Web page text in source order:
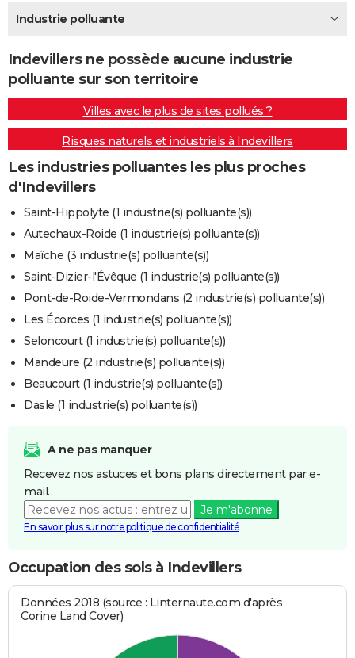
Destinations
City break
Voyage nature
Voyage de noces
Forum
Climat
+PHOTO
GUIDES D'ACHAT
BONS PLANS
CARTE DE VOEUX
Carte de Noël
Carte Bonne année
Carte Saint-Valentin
Carte Pâques
Carte d'anniversaire
DICTIONNAIRE
Dictionnaire
Biographies
Citations
Expressions
Proverbes
PROGRAMME TV
COPAINS D'AVANT
S'inscrire
Se connecter
Lycées
Collèges
Primaires
Universités
Entreprises
Service militaire
Avis de recherche
FORUM
Bricolage
Lifestyle
Culture
Sport
Auto
Television
Voyage
Cinema
Industrie polluante
Indevillers ne possède aucune industrie
polluante sur son territoire
Villes avec le plus de sites pollués ?
Risques naturels et industriels à Indevillers
Les industries polluantes les plus proches
d'Indevillers
Saint-Hippolyte (1 industrie(s) polluante(s))
Autechaux-Roide (1 industrie(s) polluante(s))
Maîche (3 industrie(s) polluante(s))
Saint-Dizier-l'Évêque (1 industrie(s) polluante(s))
Pont-de-Roide-Vermondans (2 industrie(s) polluante(s))
Les Écorces (1 industrie(s) polluante(s))
Seloncourt (1 industrie(s) polluante(s))
Mandeure (2 industrie(s) polluante(s))
Beaucourt (1 industrie(s) polluante(s))
Dasle (1 industrie(s) polluante(s))
A ne pas manquer
Recevez nos astuces et bons plans directement par e-
mail.
Je m'abonne
En savoir plus sur notre politique de confidentialité
Occupation des sols à Indevillers
Données 2018 (source : Linternaute.com d'après
Corine Land Cover)